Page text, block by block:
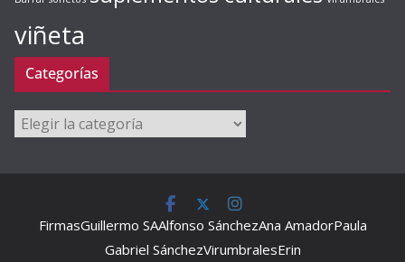
viñeta
Categorías
Categorías
FirmasGuillermo SAAlfonso SánchezAna AmadorPaula
Gabriel SánchezVirumbralesErin